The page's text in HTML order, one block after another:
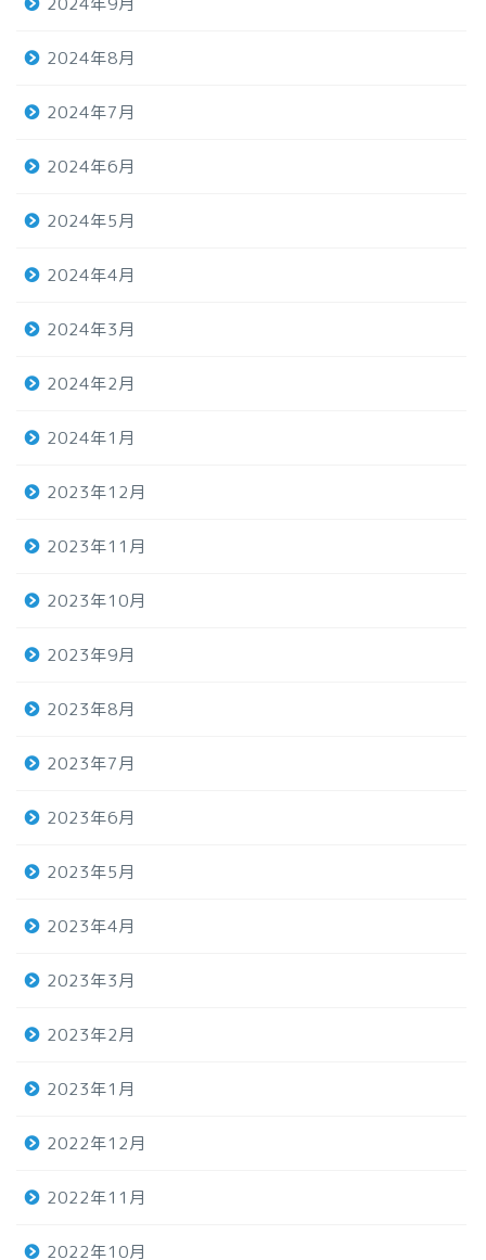
2024年8月
2024年7月
2024年6月
2024年5月
2024年4月
2024年3月
2024年2月
2024年1月
2023年12月
2023年11月
2023年10月
2023年9月
2023年8月
2023年7月
2023年6月
2023年5月
2023年4月
2023年3月
2023年2月
2023年1月
2022年12月
2022年11月
2022年10月